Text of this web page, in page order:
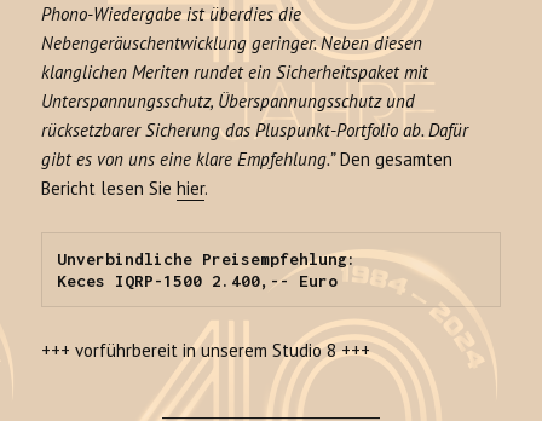
Phono-Wiedergabe ist überdies die
Nebengeräuschentwicklung geringer. Neben diesen
klanglichen Meriten rundet ein Sicherheitspaket mit
Unterspannungsschutz, Überspannungsschutz und
rücksetzbarer Sicherung das Pluspunkt-Portfolio ab. Dafür
gibt es von uns eine klare Empfehlung.”Den gesamten
Bericht lesen Siehier.
Unverbindliche Preisempfehlung:
Keces IQRP-1500 2.400,-- Euro
+++ vorführbereit in unserem Studio 8 +++
______________________________